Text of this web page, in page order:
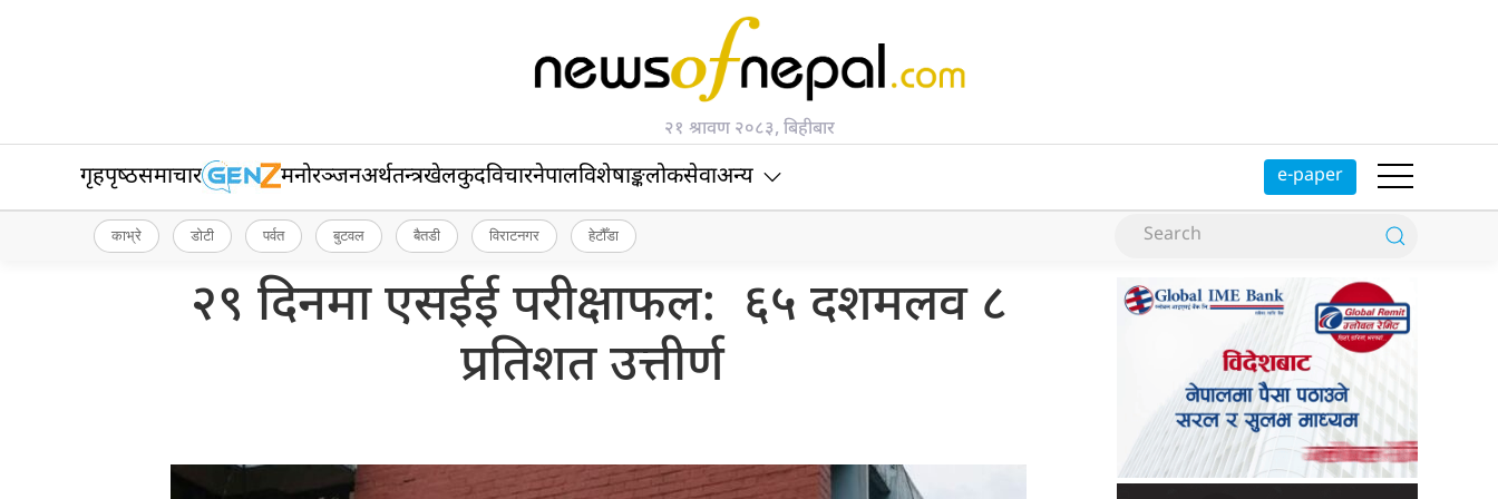
२१ श्रावण २०८३, बिहीबार
गृहपृष्‍ठसमाचार मनोरञ्जनअर्थतन्त्रखेलकुदविचारनेपालविशेषाङ्कलोकसेवाअन्य e-paper
काभ्रे डोटी पर्वत बुटवल बैतडी विराटनगर हेटौँडा
२९ दिनमा एसईई परीक्षाफल: ६५ दशमलव ८
प्रतिशत उत्तीर्ण